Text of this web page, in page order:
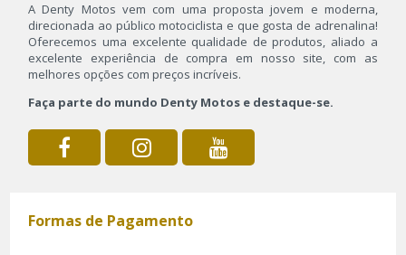
A Denty Motos vem com uma proposta jovem e moderna,
direcionada ao público motociclista e que gosta de adrenalina!
Oferecemos uma excelente qualidade de produtos, aliado a
excelente experiência de compra em nosso site, com as
melhores opções com preços incríveis.
Faça parte do mundo Denty Motos e destaque-se.
Formas de Pagamento